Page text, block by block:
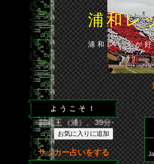
浦和レ
浦和レッズが
ようこそ！
35分･闘莉王（浦）、39分･ウェズレ
サッカー占いをする